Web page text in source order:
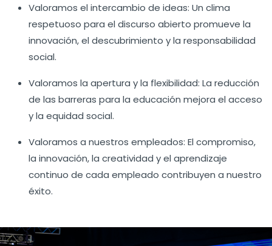
Valoramos el intercambio de ideas: Un clima
respetuoso para el discurso abierto promueve la
innovación, el descubrimiento y la responsabilidad
social.
Valoramos la apertura y la flexibilidad: La reducción
de las barreras para la educación mejora el acceso
y la equidad social.
Valoramos a nuestros empleados: El compromiso,
la innovación, la creatividad y el aprendizaje
continuo de cada empleado contribuyen a nuestro
éxito.